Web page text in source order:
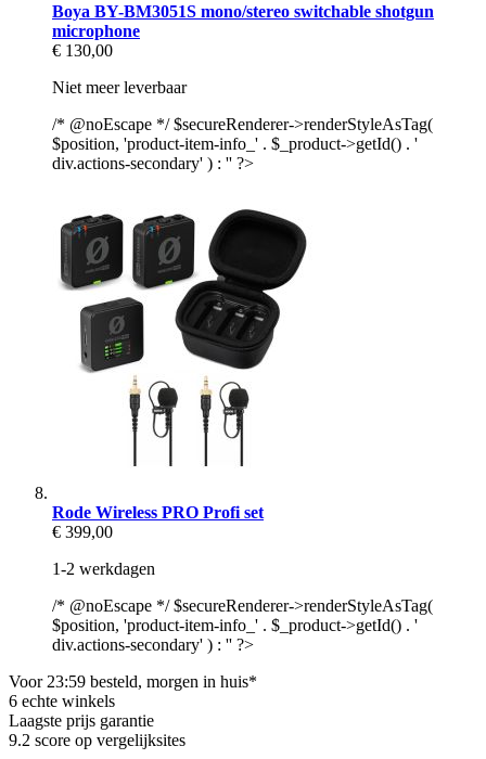
Boya BY-BM3051S mono/stereo switchable shotgun
microphone
€ 130,00
Niet meer leverbaar
/* @noEscape */ $secureRenderer->renderStyleAsTag(
$position, 'product-item-info_' . $_product->getId() . '
div.actions-secondary' ) : '' ?>
Rode Wireless PRO Profi set
€ 399,00
1-2 werkdagen
/* @noEscape */ $secureRenderer->renderStyleAsTag(
$position, 'product-item-info_' . $_product->getId() . '
div.actions-secondary' ) : '' ?>
Voor 23:59 besteld, morgen in huis*
6 echte winkels
Laagste prijs garantie
9.2 score op vergelijksites